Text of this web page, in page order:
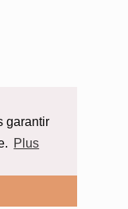
garantir
Plus